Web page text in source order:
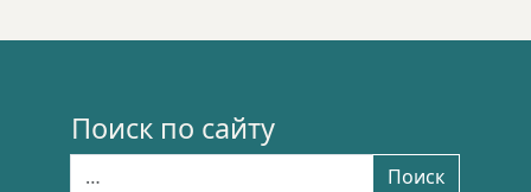
Поиск по сайту
Поиск